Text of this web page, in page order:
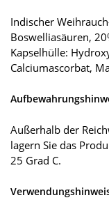
Indischer
Boswelliasäuren,
Kapselhülle:
Calciumascorbat,
Außerhalb der
lagern Sie das
25 Grad C.